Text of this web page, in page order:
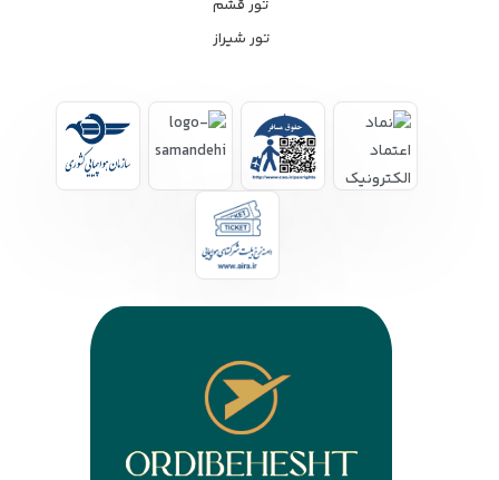
تور قشم
تور شیراز